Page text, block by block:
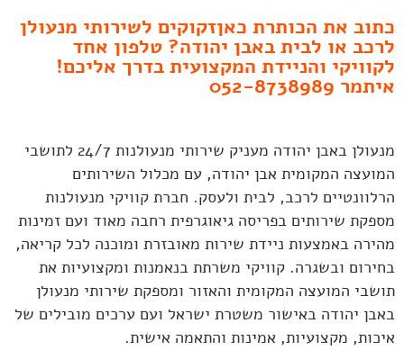
כתוב את הכותרת כאןזקוקים לשירותי מנעולן
לרכב או לבית באבן יהודה? טלפון אחד
לקוויקי והניידת המקצועית בדרך אליכם!
איתמר 052-8738989
מנעולן באבן יהודה מעניק שירותי מנעולנות 24/7 לתושבי
המועצה המקומית אבן יהודה, עם מכלול השירותים
הרלוונטיים לרכב, לבית ולעסק. חברת קוויקי מנעולנות
מספקת שירותים בפריסה גיאוגרפית רחבה מאוד ועם זמינות
מהירה באמצעות ניידת שירות מאובזרת ומוכנה לכל קריאה,
בחירום ובשגרה. קוויקי משרתת בנאמנות ומקצועיות את
תושבי המועצה המקומית והאזור ומספקת שירותי מנעולן
באבן יהודה באישור משטרת ישראל ועם ערכים מובילים של
איכות, מקצועיות, אמינות והתאמה אישית.